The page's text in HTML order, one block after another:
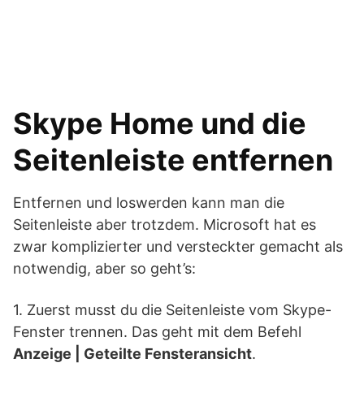
Skype Home und die
Seitenleiste entfernen
Entfernen und loswerden kann man die
Seitenleiste aber trotzdem. Microsoft hat es
zwar komplizierter und versteckter gemacht als
notwendig, aber so geht’s:
1. Zuerst musst du die Seitenleiste vom Skype-
Fenster trennen. Das geht mit dem Befehl
Anzeige | Geteilte Fensteransicht.